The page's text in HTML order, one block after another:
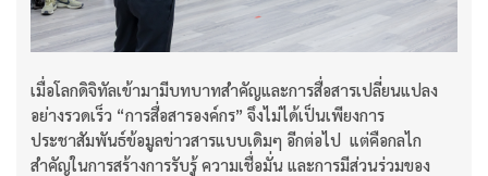
เมื่อโลกดิจิทัลเข้ามามีบทบาทสำคัญและการสื่อสารเปลี่ยนแปลง
อย่างรวดเร็ว “การสื่อสารองค์กร” จึงไม่ได้เป็นเพียงการ
ประชาสัมพันธ์ข้อมูลข่าวสารแบบเดิมๆ อีกต่อไป แต่คือกลไก
สำคัญในการสร้างการรับรู้ ความเชื่อมั่น และการมีส่วนร่วมของ